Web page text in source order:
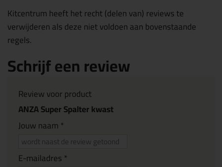
Kitcentrum heeft het recht (delen van) reviews te
verwijderen als deze niet voldoen aan bovenstaande
regels.
Schrijf een review
Review voor product
ANZA Super Spalter kwast
Jouw naam *
E-mailadres *